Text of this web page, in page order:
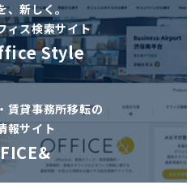
、新しく。
ィス検索サイト
Style
賃貸事務所移転の
報サイト